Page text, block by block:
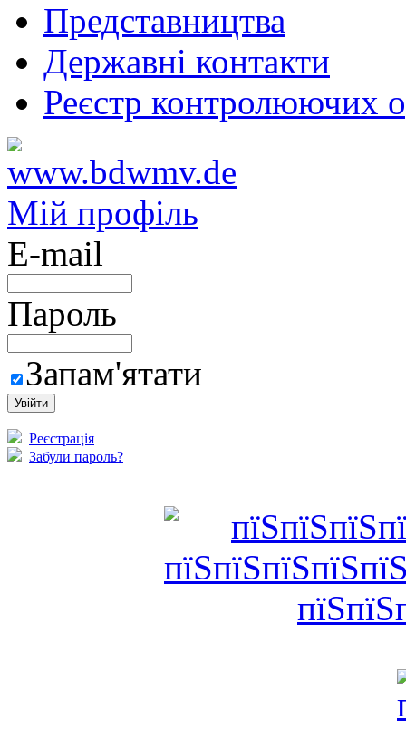
Представництва
Державні контакти
Реєстр контролюючих
Мій профіль
E-mail
Пароль
Запам'ятати
Реєстрація
Забули пароль?